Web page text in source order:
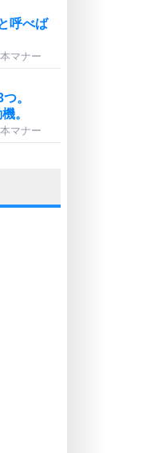
呼べば
マナー
。
。
マナー
。
、行動